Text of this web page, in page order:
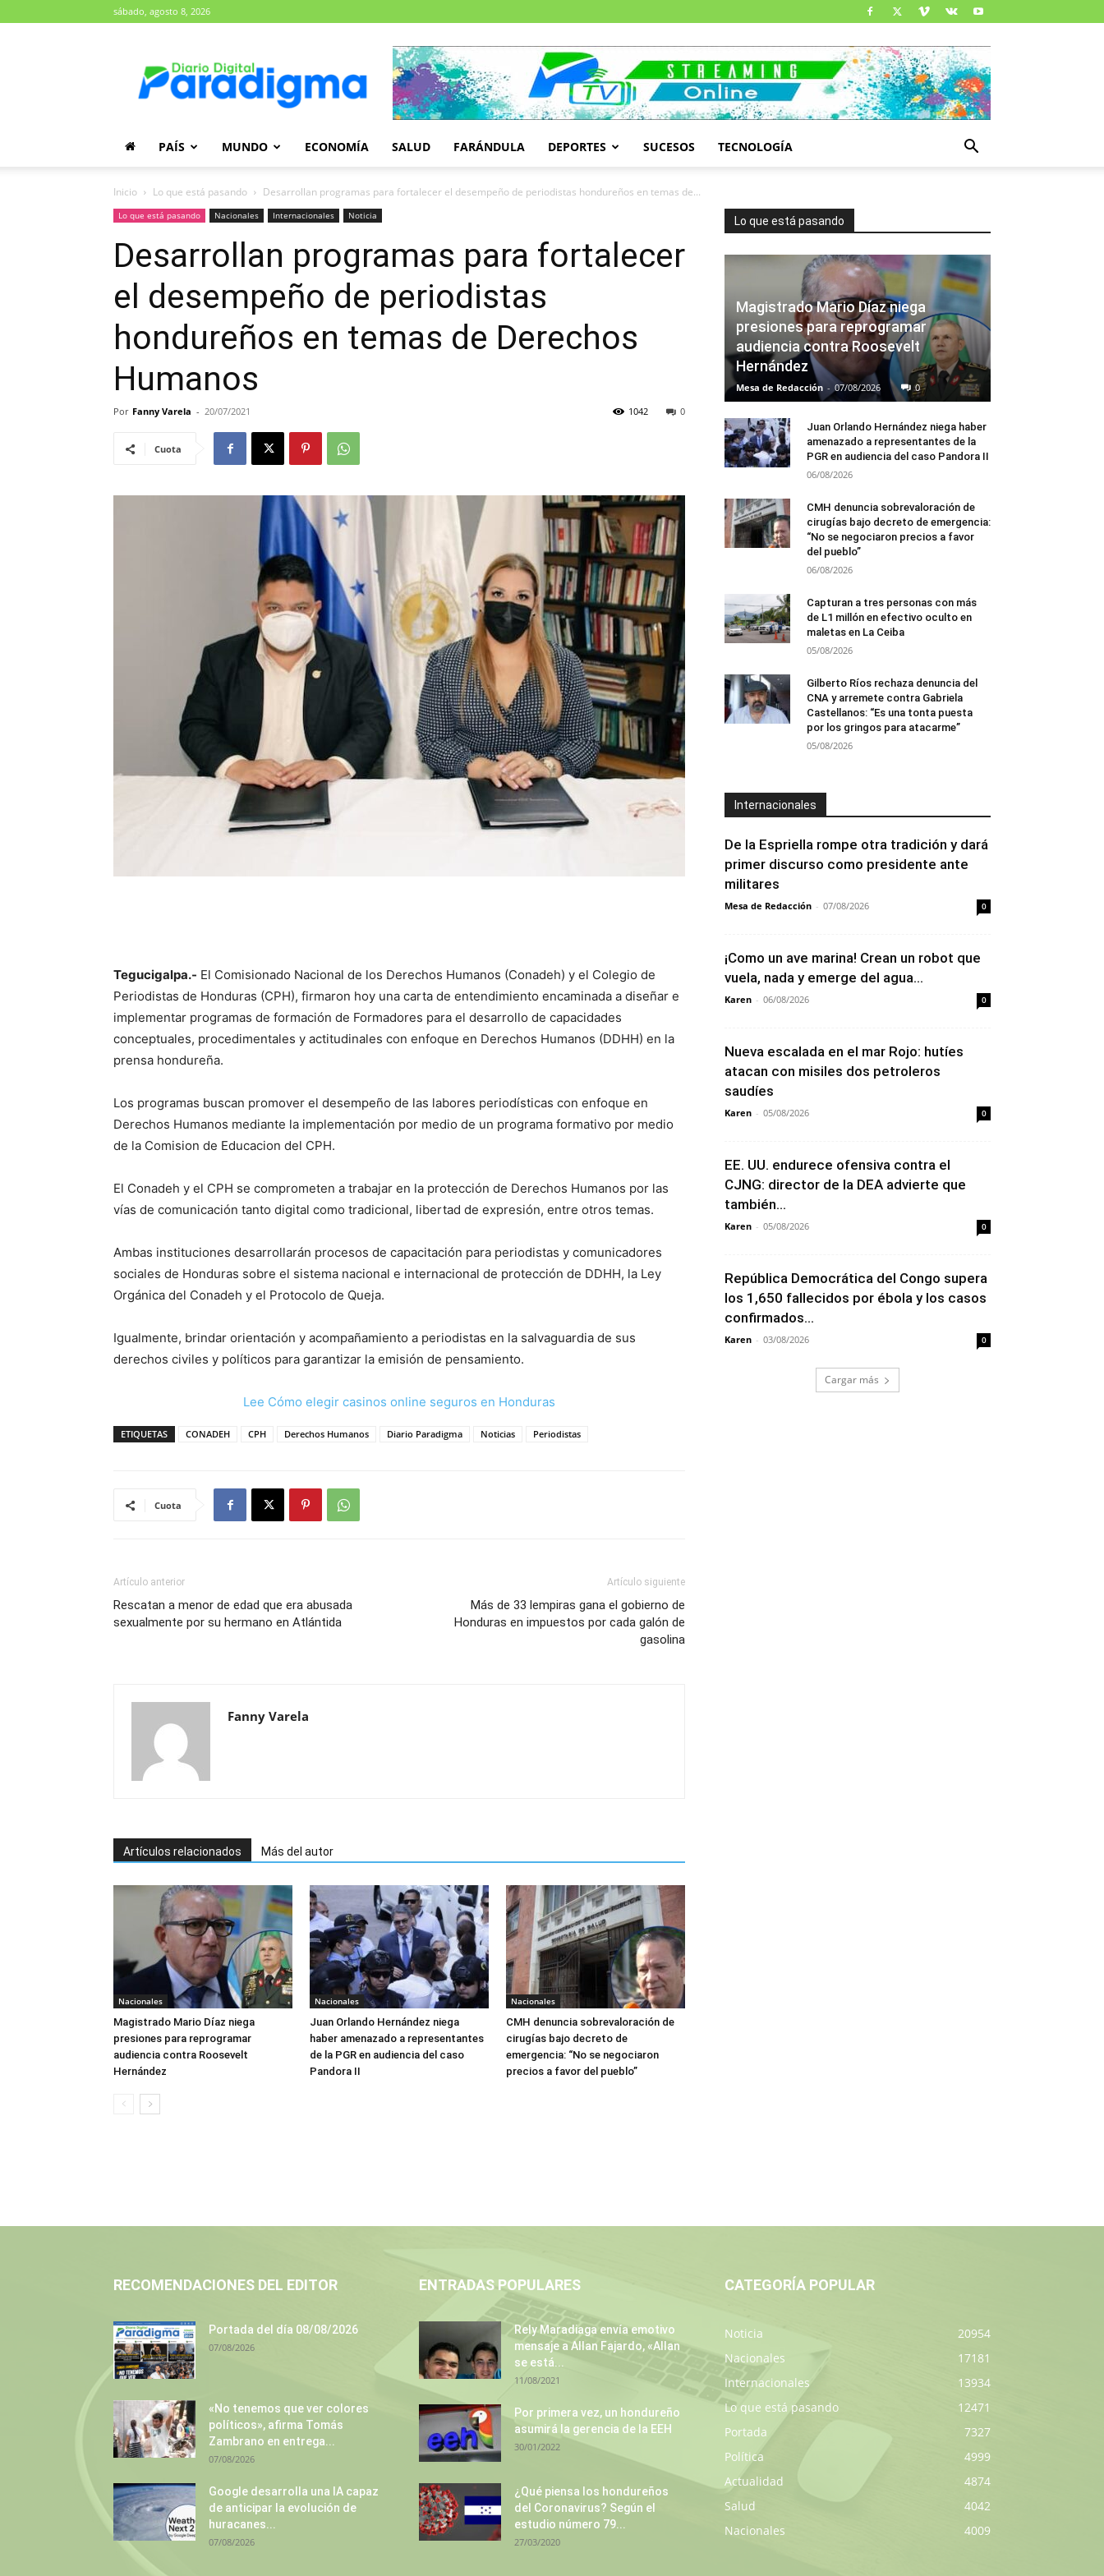
sábado, agosto 8, 2026
Paradigma
PAÍS MUNDO ECONOMÍA SALUD FARÁNDULA DEPORTES SUCESOS TECNOLOGÍA
Inicio Lo que está pasando Desarrollan programas para fortalecer el desempeño de periodistas hondureños en temas de...
Lo que está pasando Nacionales Internacionales Noticia
Desarrollan programas para fortalecer
el desempeño de periodistas
hondureños en temas de Derechos
Humanos
Por Fanny Varela - 20/07/2021 0
1042
Cuota
Tegucigalpa.- El Comisionado Nacional de los Derechos Humanos (Conadeh) y el Colegio de
Periodistas de Honduras (CPH), firmaron hoy una carta de entendimiento encaminada a diseñar e
implementar programas de formación de Formadores para el desarrollo de capacidades
conceptuales, procedimentales y actitudinales con enfoque en Derechos Humanos (DDHH) en la
prensa hondureña.
Los programas buscan promover el desempeño de las labores periodísticas con enfoque en
Derechos Humanos mediante la implementación por medio de un programa formativo por medio
de la Comision de Educacion del CPH.
El Conadeh y el CPH se comprometen a trabajar en la protección de Derechos Humanos por las
vías de comunicación tanto digital como tradicional, libertad de expresión, entre otros temas.
Ambas instituciones desarrollarán procesos de capacitación para periodistas y comunicadores
sociales de Honduras sobre el sistema nacional e internacional de protección de DDHH, la Ley
Orgánica del Conadeh y el Protocolo de Queja.
Igualmente, brindar orientación y acompañamiento a periodistas en la salvaguardia de sus
derechos civiles y políticos para garantizar la emisión de pensamiento.
Lee Cómo elegir casinos online seguros en Honduras
ETIQUETAS CONADEH CPH Derechos Humanos Diario Paradigma Noticias Periodistas
Cuota
Artículo anterior
Rescatan a menor de edad que era abusada
sexualmente por su hermano en Atlántida
Artículo siguiente
Más de 33 lempiras gana el gobierno de
Honduras en impuestos por cada galón de
gasolina
Fanny Varela
Artículos relacionados Más del autor
Nacionales
Magistrado Mario Díaz niega
presiones para reprogramar
audiencia contra Roosevelt
Hernández
Nacionales
Juan Orlando Hernández niega
haber amenazado a representantes
de la PGR en audiencia del caso
Pandora II
Nacionales
CMH denuncia sobrevaloración de
cirugías bajo decreto de
emergencia: “No se negociaron
precios a favor del pueblo”
Lo que está pasando
Magistrado Mario Díaz niega
presiones para reprogramar
audiencia contra Roosevelt
Hernández
Mesa de Redacción - 07/08/2026 0
Juan Orlando Hernández niega haber
amenazado a representantes de la
PGR en audiencia del caso Pandora II
06/08/2026
CMH denuncia sobrevaloración de
cirugías bajo decreto de emergencia:
“No se negociaron precios a favor
del pueblo”
06/08/2026
Capturan a tres personas con más
de L1 millón en efectivo oculto en
maletas en La Ceiba
05/08/2026
Gilberto Ríos rechaza denuncia del
CNA y arremete contra Gabriela
Castellanos: “Es una tonta puesta
por los gringos para atacarme”
05/08/2026
Internacionales
De la Espriella rompe otra tradición y dará
primer discurso como presidente ante
militares
Mesa de Redacción - 07/08/2026 0
¡Como un ave marina! Crean un robot que
vuela, nada y emerge del agua...
Karen - 06/08/2026 0
Nueva escalada en el mar Rojo: hutíes
atacan con misiles dos petroleros
saudíes
Karen - 05/08/2026 0
EE. UU. endurece ofensiva contra el
CJNG: director de la DEA advierte que
también...
Karen - 05/08/2026 0
República Democrática del Congo supera
los 1,650 fallecidos por ébola y los casos
confirmados...
Karen - 03/08/2026 0
Cargar más
RECOMENDACIONES DEL EDITOR
Portada del día 08/08/2026
07/08/2026
«No tenemos que ver colores
políticos», afirma Tomás
Zambrano en entrega...
07/08/2026
Google desarrolla una IA capaz
de anticipar la evolución de
huracanes...
07/08/2026
ENTRADAS POPULARES
Rely Maradiaga envía emotivo
mensaje a Allan Fajardo, «Allan
se está...
11/08/2021
Por primera vez, un hondureño
asumirá la gerencia de la EEH
30/01/2022
¿Qué piensa los hondureños
del Coronavirus? Según el
estudio número 79...
27/03/2020
CATEGORÍA POPULAR
Noticia
20954
Nacionales
17181
Internacionales
13934
Lo que está pasando
12471
Portada
7327
Política
4999
Actualidad
4874
Salud
4042
Nacionales
4009